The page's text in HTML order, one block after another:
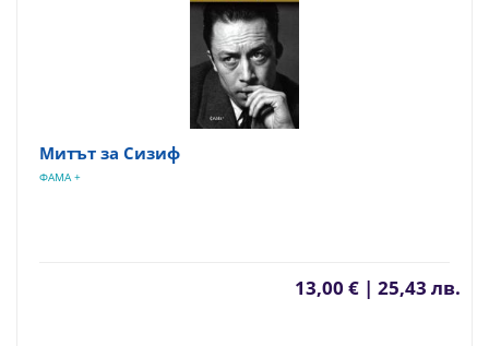
Митът за Сизиф
ФАМА +
13,00 € | 25,43 лв.